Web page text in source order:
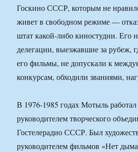
Госкино СССР, которым не
живет в свободном режиме —
штат какой-либо киностудии. Его
делегации, выезжавшие за рубеж,
его фильмы, не допускали к
конкурсам, обходили званиями,
В 1976-1985 годах Мотыль
руководителем творческого
Гостелерадио СССР. Был
руководителем фильмов «Нет